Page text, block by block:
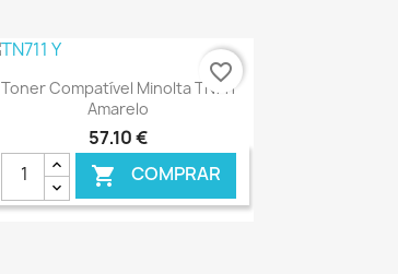
Ver+
Toner Compatível Minolta TN711
Amarelo
57,10 €
 COMPRAR
favorite_border